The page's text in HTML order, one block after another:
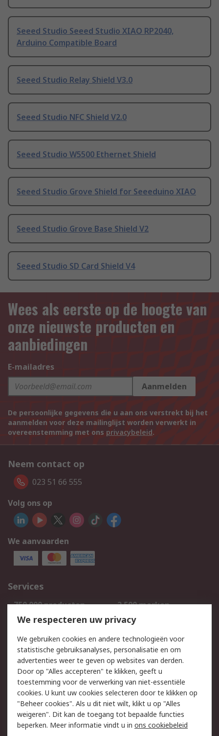
Seeed Studio Seeed Studio XIAO RP2040,
Arduino Compatible Board
Seeed Studio Relay Shield V3.0
Seeed Studio NFC Shield V2.0
Seeed Studio W5500 Ethernet Shield
Seeed Studio Grove Shield for Seeeduino XIAO
Seeed Studio Grove Base Shield V2
Seeed Studio SD Card Shield V4
Wees als eerste op de hoogte van
onze nieuwste producten en
aanbiedingen
E-mailadres
Aanmelden
De persoonlijke gegevens die u aan ons verstrekt bij het
aanmelden voor deze mailinglijst worden verwerkt in
overeenstemming met ons privacybeleid.
Neem contact op
023 51 66 555
Volg ons op
We aanvaarden
Services
750.000 producten
2.500 merken
Bestellen
Inkoopoplossingen
Track & Trace
Wettelijk
Cookiebeleid
Email veiligheid
Privacybeleid
Websitevoorwaarden
Algemene
verkoopvoorwaarden
We respecteren uw privacy
We gebruiken cookies en andere technologieën voor
statistische gebruiksanalyses, personalisatie en om
advertenties weer te geven op websites van derden.
Door op "Alles accepteren" te klikken, geeft u
toestemming voor de verwerking van niet-essentiële
cookies. U kunt uw cookies selecteren door te klikken op
"Beheer cookies". Als u dit niet wilt, klikt u op "Alles
weigeren". Dit kan de toegang tot bepaalde functies
beperken. Meer informatie vindt u in ons cookiebeleid